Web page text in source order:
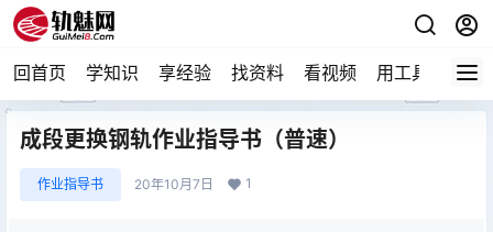
回首页 学知识 享经验 找资料 看视频 用工具 论技
成段更换钢轨作业指导书（普速）
作业指导书 20年10月7日 1